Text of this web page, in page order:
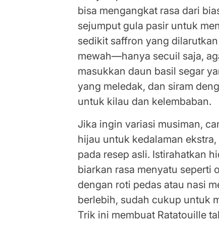
bisa mengangkat rasa dari
sejumput gula pasir untuk
sedikit saffron yang
mewah—hanya secuil saja,
masukkan daun basil segar
yang meledak, dan siram
untuk kilau dan kelembaban.
Jika ingin variasi musiman,
hijau untuk kedalaman
pada resep asli. Istirahatkan
biarkan rasa menyatu seperti
dengan roti pedas atau nasi
berlebih, sudah cukup untuk
Trik ini membuat Ratatouille